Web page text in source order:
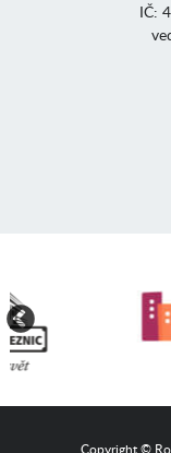
IČ:
Copyright ©